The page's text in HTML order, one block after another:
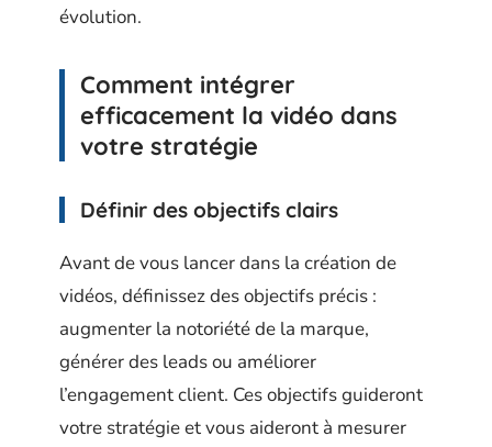
évolution.
Comment intégrer
efficacement la vidéo dans
votre stratégie
Définir des objectifs clairs
Avant de vous lancer dans la création de
vidéos, définissez des objectifs précis :
augmenter la notoriété de la marque,
générer des leads ou améliorer
l’engagement client. Ces objectifs guideront
votre stratégie et vous aideront à mesurer